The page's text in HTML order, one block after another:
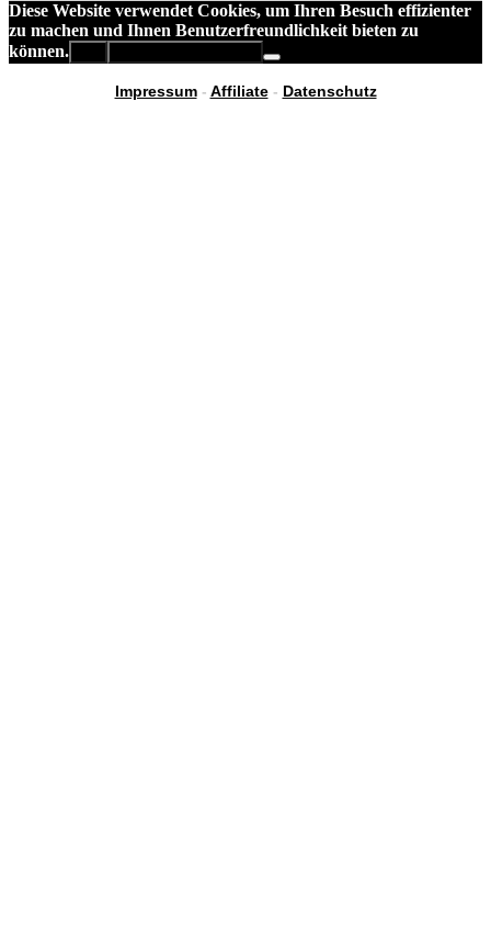
Diese Website verwendet Cookies, um Ihren Besuch effizienter
zu machen und Ihnen Benutzerfreundlichkeit bieten zu
können.
Impressum- Affiliate- Datenschutz